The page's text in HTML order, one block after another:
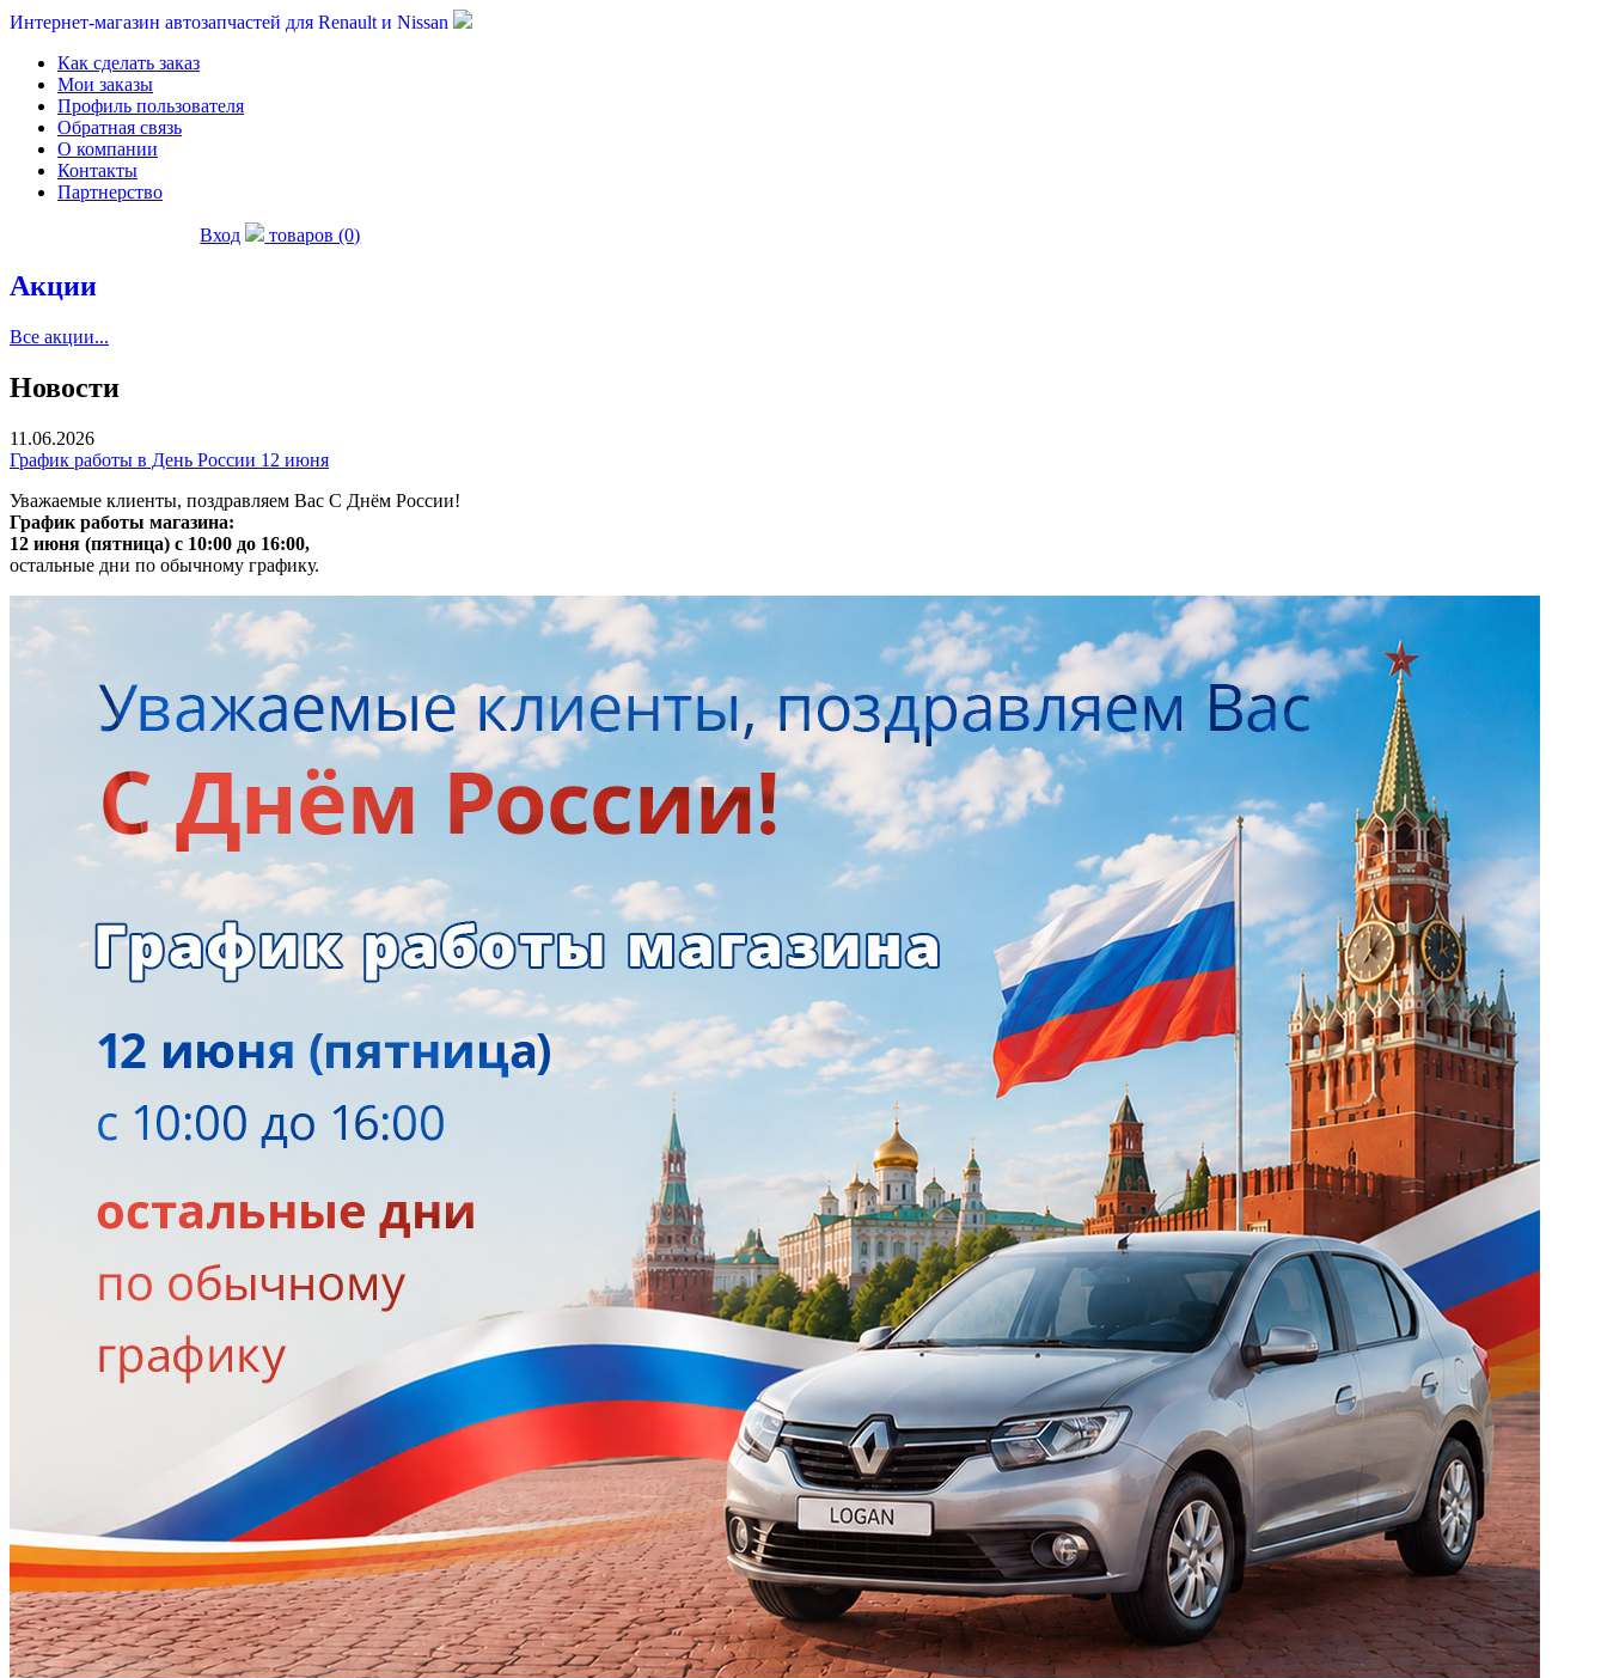
Интернет-магазин автозапчастей для Renault и Nissan
Как сделать заказ
Мои заказы
Профиль пользователя
Обратная связь
О компании
Контакты
Партнерство
Вход товаров (0)
Акции
Все акции...
Новости
11.06.2026
График работы в День России 12 июня
Уважаемые клиенты, поздравляем Вас С Днём России!
График работы магазина:
12 июня (пятница) с 10:00 до 16:00,
остальные дни по обычному графику.